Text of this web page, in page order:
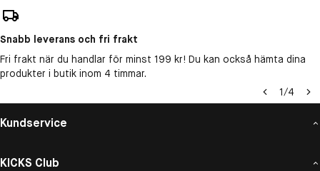
Snabb leverans och fri frakt
Fri frakt när du handlar för minst 199 kr! Du kan också hämta dina
produkter i butik inom 4 timmar.
1/4
Kundservice
KICKS Club